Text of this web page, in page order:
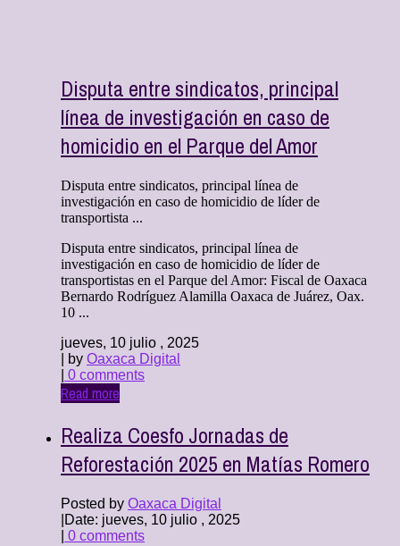
Disputa entre sindicatos, principal
línea de investigación en caso de
homicidio en el Parque del Amor
Disputa entre sindicatos, principal línea de
investigación en caso de homicidio de líder de
transportista ...
Disputa entre sindicatos, principal línea de
investigación en caso de homicidio de líder de
transportistas en el Parque del Amor: Fiscal de Oaxaca
Bernardo Rodríguez Alamilla Oaxaca de Juárez, Oax.
10 ...
jueves, 10 julio , 2025
| by Oaxaca Digital
0 comments
Read more
Realiza Coesfo Jornadas de
Reforestación 2025 en Matías Romero
Posted by Oaxaca Digital
Date: jueves, 10 julio , 2025
0 comments